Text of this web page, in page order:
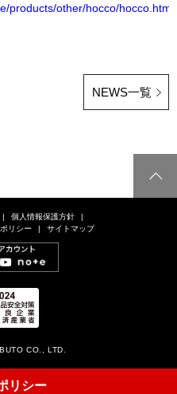
products/other/hocco/hocco.html
NEWS一覧
個人情報保護方針
リシー サイトマップ
CO., LTD.
リシー